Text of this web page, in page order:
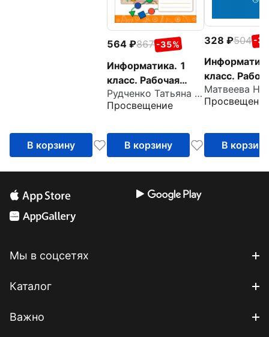
В корзину
564 867 -35%
Информатика. 1
класс. Рабочая
тетрадь
Рудченко Татьяна Александровна
Просвещение
В корзину
328 504 -
класс.
тетрадь. В
частях.
В корзину
Мы в соцсетях
Каталог
Важно